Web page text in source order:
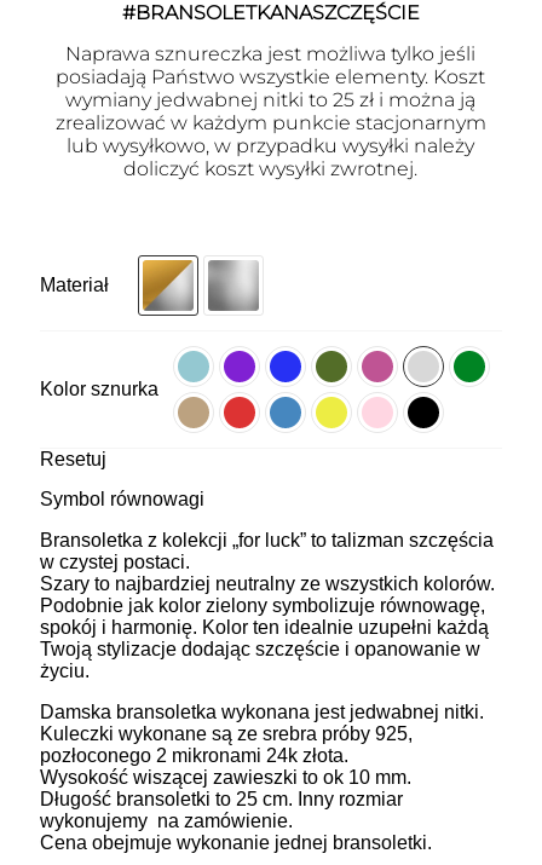
#BRANSOLETKANASZCZĘŚCIE
Naprawa sznureczka jest możliwa tylko jeśli
posiadają Państwo wszystkie elementy. Koszt
wymiany jedwabnej nitki to 25 zł i można ją
zrealizować w każdym punkcie stacjonarnym
lub wysyłkowo, w przypadku wysyłki należy
doliczyć koszt wysyłki zwrotnej.
Materiał
Kolor sznurka
Resetuj
Symbol równowagi
Bransoletka z kolekcji „for luck” to talizman szczęścia
w czystej postaci.
Szary to najbardziej neutralny ze wszystkich kolorów.
Podobnie jak kolor zielony symbolizuje równowagę,
spokój i harmonię. Kolor ten idealnie uzupełni każdą
Twoją stylizacje dodając szczęście i opanowanie w
życiu.
Damska bransoletka wykonana jest jedwabnej nitki.
Kuleczki wykonane są ze srebra próby 925,
pozłoconego 2 mikronami 24k złota.
Wysokość wiszącej zawieszki to ok 10 mm.
Długość bransoletki to 25 cm. Inny rozmiar
wykonujemy na zamówienie.
Cena obejmuje wykonanie jednej bransoletki.